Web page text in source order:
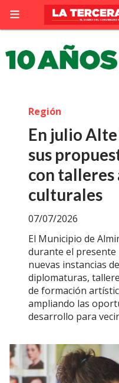
En julio
sus
con
culturales
El Municipio de
durante el presente
nuevas instancias
diplomaturas,
de formación
ampliando las
desarrollo para
Región
07/07/2026